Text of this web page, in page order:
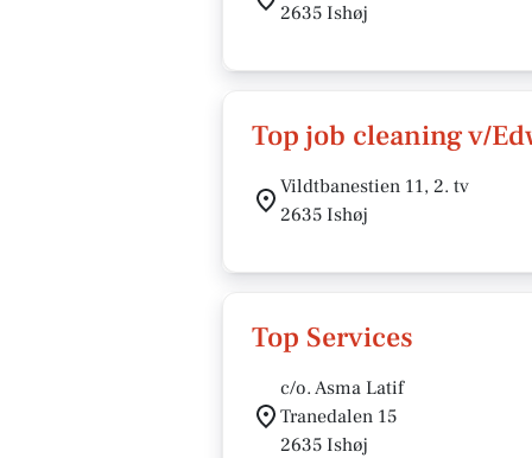
2635 Ishøj
Top job cleaning v/
Vildtbanestien 11, 2. tv
2635 Ishøj
Top Services
c/o. Asma Latif
Tranedalen 15
2635 Ishøj